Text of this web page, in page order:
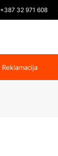
+387 32 971 608
Reklamacija